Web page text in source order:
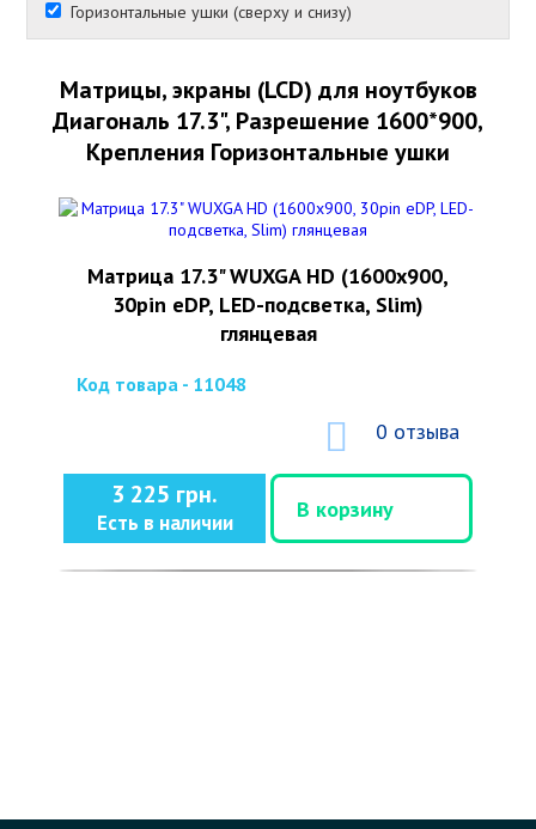
Горизонтальные ушки (сверху и снизу)
Матрицы, экраны (LCD) для ноутбуков
Диагональ 17.3", Разрешение 1600*900,
Крепления Горизонтальные ушки
Матрица 17.3" WUXGA HD (1600x900,
30pin eDP, LED-подсветка, Slim)
глянцевая
Код товара - 11048
0 отзыва
3 225 грн.
Есть в наличии
В корзину